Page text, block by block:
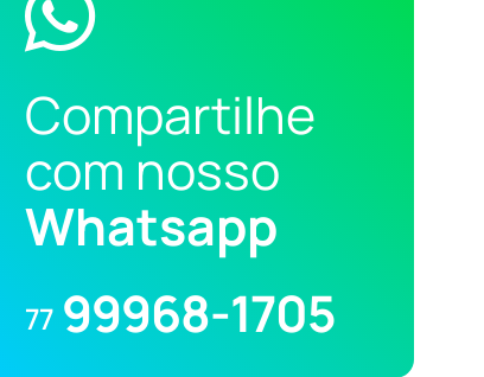
Compartilhe
com nosso
Whatsapp
77 99968-1705